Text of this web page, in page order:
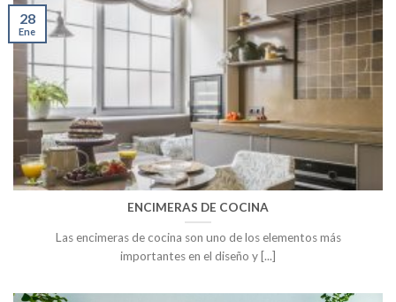
ENCIMERAS DE COCINA
Las encimeras de cocina son uno de los elementos más
importantes en el diseño y [...]
28
Ene